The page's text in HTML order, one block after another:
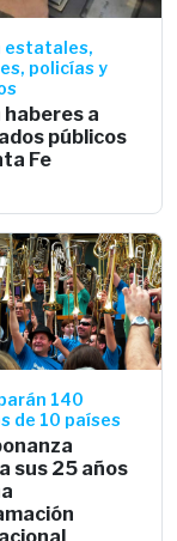
estatales,
policías y
haberes a
públicos
Fe
140
de 10 países
sus 25 años